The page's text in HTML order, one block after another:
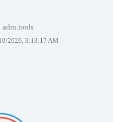
adm.tools
2026, 3:13:17 AM